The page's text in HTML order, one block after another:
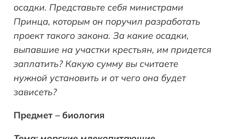
осадки. Представьте себя министрами
Принца, которым он поручил разработать
проект такого закона. За какие осадки,
выпавшие на участки крестьян, им придется
заплатить? Какую сумму вы считаете
нужной установить и от чего она будет
зависеть?
Предмет – биология